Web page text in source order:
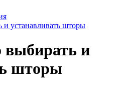
и устанавливать шторы
выбирать и
шторы